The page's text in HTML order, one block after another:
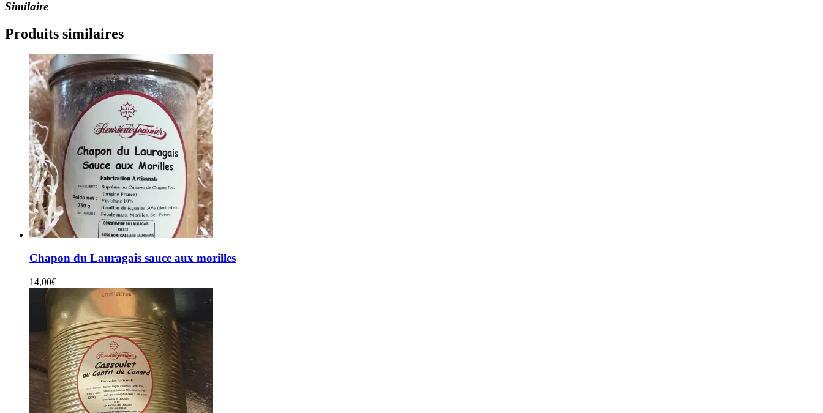
Similaire
Produits similaires
Chapon du Lauragais sauce aux morilles
14,00€